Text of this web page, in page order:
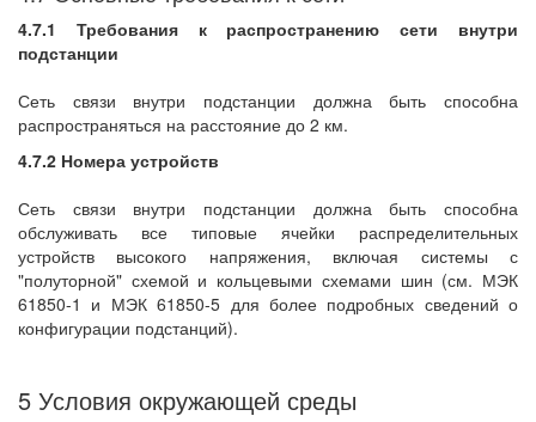
4.7.1 Требования к распространению сети внутри
подстанции
Сеть связи внутри подстанции должна быть способна
распространяться на расстояние до 2 км.
4.7.2 Номера устройств
Сеть связи внутри подстанции должна быть способна
обслуживать все типовые ячейки распределительных
устройств высокого напряжения, включая системы с
"полуторной" схемой и кольцевыми схемами шин (см. МЭК
61850-1 и МЭК 61850-5 для более подробных сведений о
конфигурации подстанций).
5 Условия окружающей среды